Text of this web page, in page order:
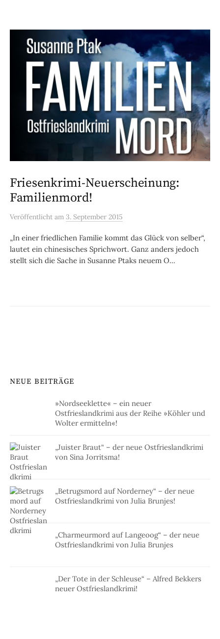
Friesenkrimi-Neuerscheinung:
Familienmord!
Veröffentlicht am 3. September 2015
„In einer friedlichen Familie kommt das Glück von selber“,
lautet ein chinesisches Sprichwort. Ganz anders jedoch
stellt sich die Sache in Susanne Ptaks neuem O...
NEUE BEITRÄGE
»Nordseeklette« – ein neuer
Ostfrieslandkrimi aus der Reihe »Köhler und
Wolter ermitteln«!
„Juister Braut“ – der neue Ostfrieslandkrimi
von Sina Jorritsma!
„Betrugsmord auf Norderney“ – der neue
Ostfrieslandkrimi von Julia Brunjes!
„Charmeurmord auf Langeoog“ – der neue
Ostfrieslandkrimi von Julia Brunjes
„Der Tote in der Schleuse“ – Alfred Bekkers
neuer Ostfrieslandkrimi!